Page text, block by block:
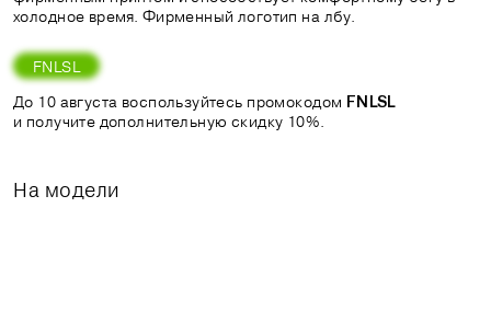
холодное время. Фирменный логотип на лбу.
FNLSL
До 10 августа воспользуйтесь промокодом FNLSL
и получите дополнительную скидку 10%.
На модели